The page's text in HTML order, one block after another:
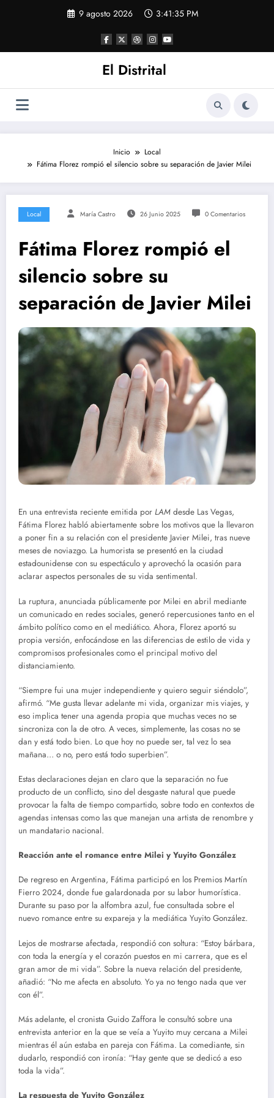
9 agosto 2026 3:41:36 PM
El Distrital
Inicio
Local
Fátima Florez rompió el silencio sobre su separación de Javier Milei
Local María Castro 26 Junio 2025 0 Comentarios
Fátima Florez rompió el
silencio sobre su
separación de Javier Milei
En una entrevista reciente emitida por LAM desde Las Vegas,
Fátima Florez habló abiertamente sobre los motivos que la llevaron
a poner fin a su relación con el presidente Javier Milei, tras nueve
meses de noviazgo. La humorista se presentó en la ciudad
estadounidense con su espectáculo y aprovechó la ocasión para
aclarar aspectos personales de su vida sentimental.
La ruptura, anunciada públicamente por Milei en abril mediante
un comunicado en redes sociales, generó repercusiones tanto en el
ámbito político como en el mediático. Ahora, Florez aportó su
propia versión, enfocándose en las diferencias de estilo de vida y
compromisos profesionales como el principal motivo del
distanciamiento.
“Siempre fui una mujer independiente y quiero seguir siéndolo”,
afirmó. “Me gusta llevar adelante mi vida, organizar mis viajes, y
eso implica tener una agenda propia que muchas veces no se
sincroniza con la de otro. A veces, simplemente, las cosas no se
dan y está todo bien. Lo que hoy no puede ser, tal vez lo sea
mañana… o no, pero está todo superbien”.
Estas declaraciones dejan en claro que la separación no fue
producto de un conflicto, sino del desgaste natural que puede
provocar la falta de tiempo compartido, sobre todo en contextos de
agendas intensas como las que manejan una artista de renombre y
un mandatario nacional.
Reacción ante el romance entre Milei y Yuyito González
De regreso en Argentina, Fátima participó en los Premios Martín
Fierro 2024, donde fue galardonada por su labor humorística.
Durante su paso por la alfombra azul, fue consultada sobre el
nuevo romance entre su expareja y la mediática Yuyito González.
Lejos de mostrarse afectada, respondió con soltura: “Estoy bárbara,
con toda la energía y el corazón puestos en mi carrera, que es el
gran amor de mi vida”. Sobre la nueva relación del presidente,
añadió: “No me afecta en absoluto. Yo ya no tengo nada que ver
con él”.
Más adelante, el cronista Guido Zaffora le consultó sobre una
entrevista anterior en la que se veía a Yuyito muy cercana a Milei
mientras él aún estaba en pareja con Fátima. La comediante, sin
dudarlo, respondió con ironía: “Hay gente que se dedicó a eso
toda la vida”.
La respuesta de Yuyito González